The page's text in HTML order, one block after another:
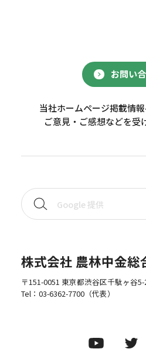
お問い
当社ホームページ掲載情
ご意見・ご感想などを受
株式会社 農林中金総
〒151-0051 東京都渋谷区千駄ヶ谷
Tel： 03-6362-7700（代表）